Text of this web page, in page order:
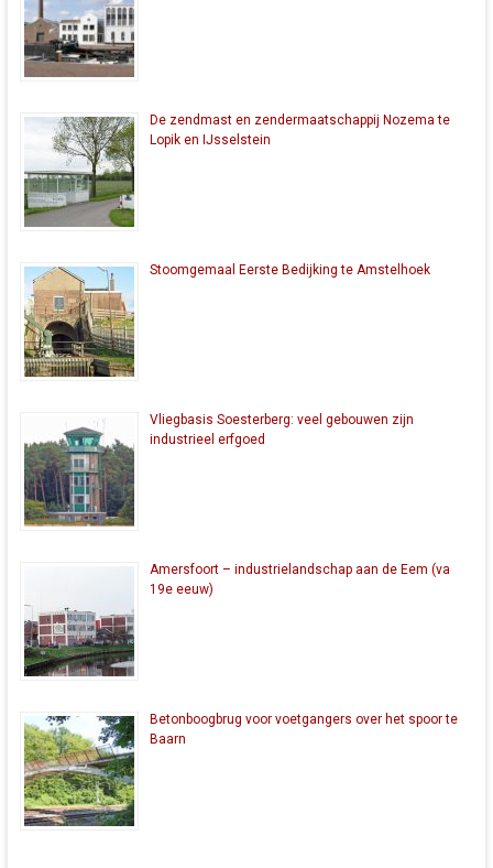
De zendmast en zendermaatschappij Nozema te
Lopik en IJsselstein
Stoomgemaal Eerste Bedijking te Amstelhoek
Vliegbasis Soesterberg: veel gebouwen zijn
industrieel erfgoed
Amersfoort – industrielandschap aan de Eem (va
19e eeuw)
Betonboogbrug voor voetgangers over het spoor te
Baarn